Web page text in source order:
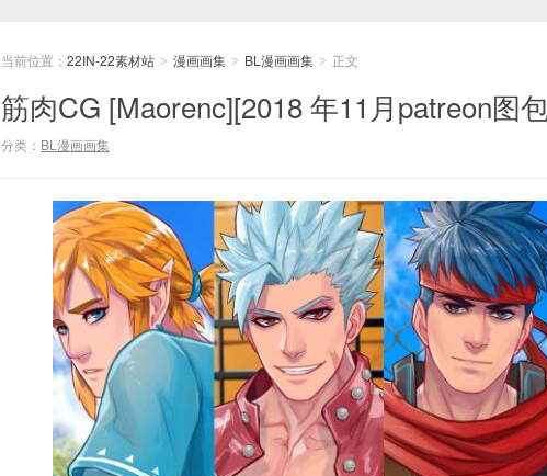
当前位置： 22IN-22素材站 > 漫画画集 > BL漫画画集 > 正文
筋肉CG [Maorenc][2018 年11月patreon图
分类： BL漫画画集